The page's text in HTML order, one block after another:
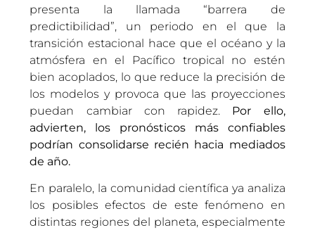
presenta la llamada “barrera de
predictibilidad”, un periodo en el que la
transición estacional hace que el océano y la
atmósfera en el Pacífico tropical no estén
bien acoplados, lo que reduce la precisión de
los modelos y provoca que las proyecciones
puedan cambiar con rapidez. Por ello,
advierten, los pronósticos más confiables
podrían consolidarse recién hacia mediados
de año.
En paralelo, la comunidad científica ya analiza
los posibles efectos de este fenómeno en
distintas regiones del planeta, especialmente